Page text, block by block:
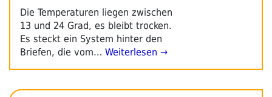
Die Temperaturen liegen zwischen
13 und 24 Grad, es bleibt trocken.
Es steckt ein System hinter den
Briefen, die vom… Weiterlesen →